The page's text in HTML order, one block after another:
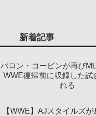
新着記事
バロン・コービンが再び
WWE復帰前に収録した試
れる
【WWE】AJスタイルズ